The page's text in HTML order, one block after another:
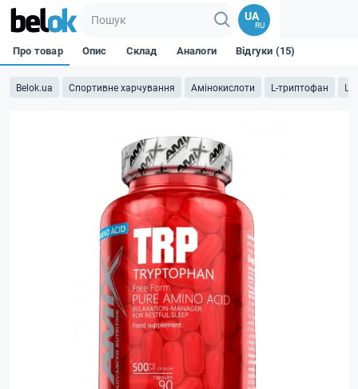
UA
RU
Belok.ua Спортивне харчування Амінокислоти L-триптофан L-
Про товар Опис Склад Аналоги Відгуки (15)